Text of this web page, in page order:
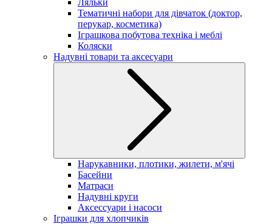
Ляльки
Тематичні набори для дівчаток (доктор,
перукар, косметика)
Іграшкова побутова техніка і меблі
Коляски
Надувні товари та аксесуари
Нарукавники, плотики, жилети, м'ячі
Басейни
Матраси
Надувні круги
Аксессуари і насоси
Іграшки для хлопчиків